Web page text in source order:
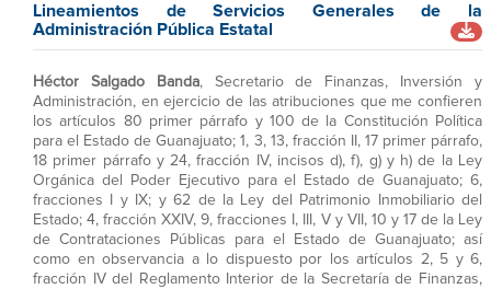
Lineamientos de Servicios Generales de la
Administración Pública Estatal
Héctor Salgado Banda, Secretario de Finanzas, Inversión y
Administración, en ejercicio de las atribuciones que me confieren
los artículos 80 primer párrafo y 100 de la Constitución Política
para el Estado de Guanajuato; 1, 3, 13, fracción II, 17 primer párrafo,
18 primer párrafo y 24, fracción IV, incisos d), f), g) y h) de la Ley
Orgánica del Poder Ejecutivo para el Estado de Guanajuato; 6,
fracciones I y IX; y 62 de la Ley del Patrimonio Inmobiliario del
Estado; 4, fracción XXIV, 9, fracciones I, III, V y VII, 10 y 17 de la Ley
de Contrataciones Públicas para el Estado de Guanajuato; así
como en observancia a lo dispuesto por los artículos 2, 5 y 6,
fracción IV del Reglamento Interior de la Secretaría de Finanzas,